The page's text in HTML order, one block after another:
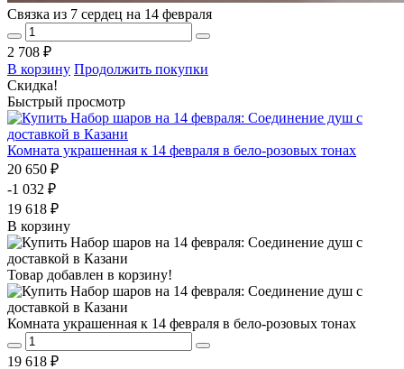
Связка из 7 сердец на 14 февраля
2 708 ₽
В корзину Продолжить покупки
Скидка!
Быстрый просмотр
Комната украшенная к 14 февраля в бело-розовых тонах
20 650 ₽
-1 032 ₽
19 618 ₽
В корзину
Товар добавлен в корзину!
Комната украшенная к 14 февраля в бело-розовых тонах
19 618 ₽